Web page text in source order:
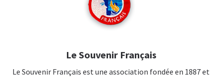
Le Souvenir Français
Le Souvenir Français est une association fondée en 1887 et